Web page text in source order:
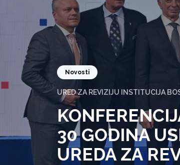
Novosti
URED ZA REVIZIJU INSTITUCIJA
30 GODINA
UREDA ZA